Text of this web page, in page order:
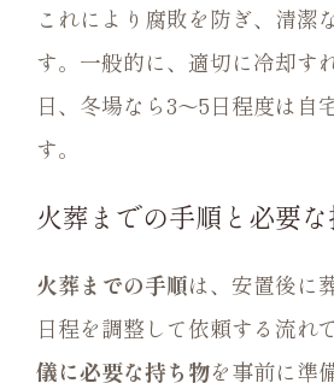
これにより腐敗を防ぎ、清潔
す。一般的に、適切に冷却す
日、冬場なら3〜5日程度は自
す。
火葬までの手順と必要
火葬までの手順は、安置後に
日程を調整して依頼する流れ
儀に必要な持ち物を事前に準